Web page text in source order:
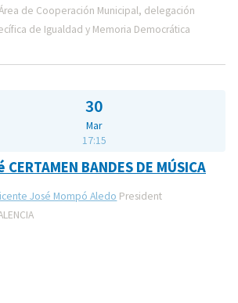
de Cooperación Municipal, delegación
de Igualdad y Memoria Democrática
30
Mar
17:15
CERTAMEN BANDES DE MÚSICA
José Mompó Aledo President